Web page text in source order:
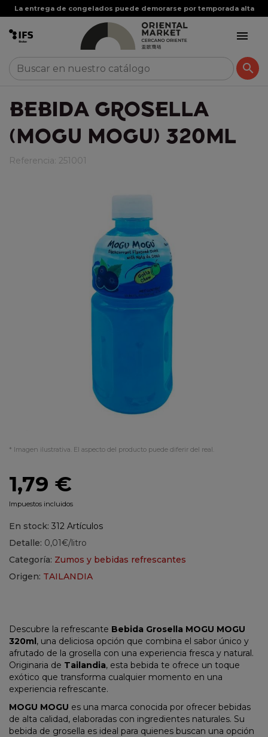
La entrega de congelados puede demorarse por temporada alta


BEBIDA GROSELLA
(MOGU MOGU) 320ML
Referencia: 251001
* Imagen ilustrativa. El aspecto del producto puede diferir del real.
1,79 €
Impuestos incluidos
En stock: 312 Artículos
Detalle: 0,01€/litro
Categoría: Zumos y bebidas refrescantes
Origen: TAILANDIA
Descubre la refrescante Bebida Grosella MOGU MOGU
320ml, una deliciosa opción que combina el sabor único y
afrutado de la grosella con una experiencia fresca y natural.
Originaria de Tailandia, esta bebida te ofrece un toque
exótico que transforma cualquier momento en una
experiencia refrescante.
MOGU MOGU es una marca conocida por ofrecer bebidas
de alta calidad, elaboradas con ingredientes naturales. Su
bebida de grosella es ideal para quienes buscan una opción